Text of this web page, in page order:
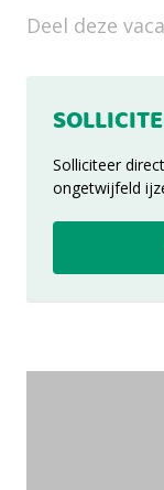
Deel deze
Solliciteer
ongetwijfeld